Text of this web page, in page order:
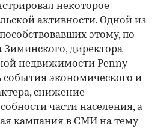
некоторое
активности. Одной из
этому, по
директора
недвижимости Penny
события экономического и
снижение
части населения, а
кампания в СМИ на тему